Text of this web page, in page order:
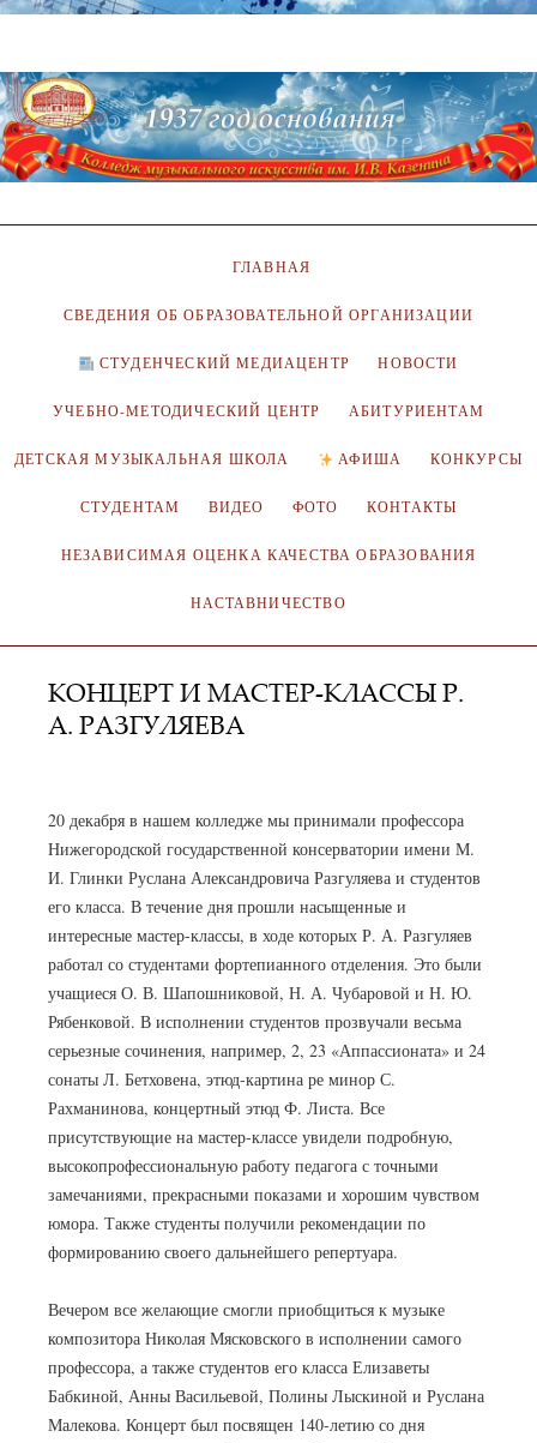
ГЛАВНАЯ
СВЕДЕНИЯ ОБ ОБРАЗОВАТЕЛЬНОЙ ОРГАНИЗАЦИИ
СТУДЕНЧЕСКИЙ МЕДИАЦЕНТР НОВОСТИ
УЧЕБНО-МЕТОДИЧЕСКИЙ ЦЕНТР АБИТУРИЕНТАМ
ДЕТСКАЯ МУЗЫКАЛЬНАЯ ШКОЛА АФИША КОНКУРСЫ
СТУДЕНТАМ ВИДЕО ФОТО КОНТАКТЫ
НЕЗАВИСИМАЯ ОЦЕНКА КАЧЕСТВА ОБРАЗОВАНИЯ
НАСТАВНИЧЕСТВО
КОНЦЕРТ И МАСТЕР-КЛАССЫ Р.
А. РАЗГУЛЯЕВА
20 декабря в нашем колледже мы принимали профессора
Нижегородской государственной консерватории имени М.
И. Глинки Руслана Александровича Разгуляева и студентов
его класса. В течение дня прошли насыщенные и
интересные мастер-классы, в ходе которых Р. А. Разгуляев
работал со студентами фортепианного отделения. Это были
учащиеся О. В. Шапошниковой, Н. А. Чубаровой и Н. Ю.
Рябенковой. В исполнении студентов прозвучали весьма
серьезные сочинения, например, 2, 23 «Аппассионата» и 24
сонаты Л. Бетховена, этюд-картина ре минор С.
Рахманинова, концертный этюд Ф. Листа. Все
присутствующие на мастер-классе увидели подробную,
высокопрофессиональную работу педагога с точными
замечаниями, прекрасными показами и хорошим чувством
юмора. Также студенты получили рекомендации по
формированию своего дальнейшего репертуара.
Вечером все желающие смогли приобщиться к музыке
композитора Николая Мясковского в исполнении самого
профессора, а также студентов его класса Елизаветы
Бабкиной, Анны Васильевой, Полины Лыскиной и Руслана
Малекова. Концерт был посвящен 140-летию со дня